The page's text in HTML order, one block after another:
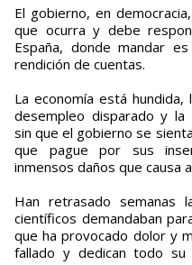
El gobierno, en
que ocurra y debe
España, donde mandar
rendición de cuentas.
La economía está
desempleo disparado y la
sin que el gobierno se
que pague por sus
inmensos daños que causa
Han retrasado semanas
científicos demandaban
que ha provocado dolor y
fallado y dedican todo